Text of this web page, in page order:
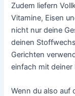
Zudem liefern
Vitamine, Eisen
nicht nur deine
deinen
Gerichten
einfach mit deiner
Wenn du also auf